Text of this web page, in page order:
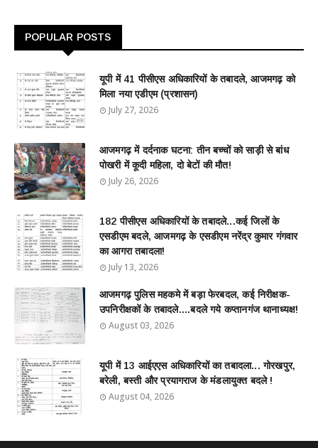
POPULAR POSTS
यूपी में 41 पीसीएस अधिकारियों के तबादले, आजमगढ़ को
मिला नया एडीएम (प्रशासन)
July 27, 2026
आजमगढ़ में दर्दनाक घटना: तीन बच्चों को साड़ी से बांध
पोखरी में कूदी महिला, दो बेटों की मौत!
July 26, 2026
182 पीसीएस अधिकारियों के तबादले...कई जिलों के
एसडीएम बदले, आजमगढ़ के एसडीएम नरेंद्र कुमार गंगवार
का आगरा तबादला!
July 13, 2026
आजमगढ़ पुलिस महकमे में बड़ा फेरबदल, कई निरीक्षक-
उपनिरीक्षकों के तबादले....बदले गये कप्तानगंज थानाध्यक्ष!
August 03, 2026
यूपी में 13 आईएएस अधिकारियों का तबादला... गोरखपुर,
बरेली, बस्ती और प्रयागराज के मंडलायुक्त बदले !
August 04, 2026